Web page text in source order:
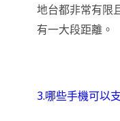
地台都非常有限
有一大段距離。
3.哪些手機可以